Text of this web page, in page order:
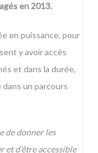
en 2013.
en puissance, pour
y avoir accès
et dans la durée,
un parcours
de donner les
et d’être accessible